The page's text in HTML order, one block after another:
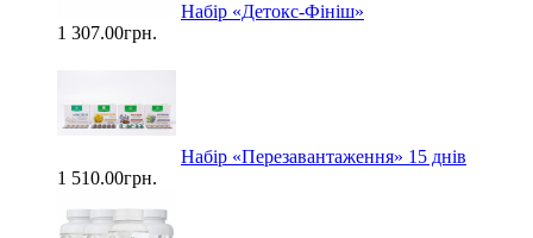
Набір «Детокс-Фініш»
1 307.00грн.
Набір «Перезавантаження» 15 днів
1 510.00грн.